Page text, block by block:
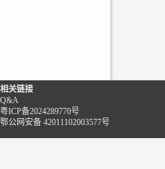
相关链接
Q&A
粤ICP备2024289770号
鄂公网安备 42011102003577号